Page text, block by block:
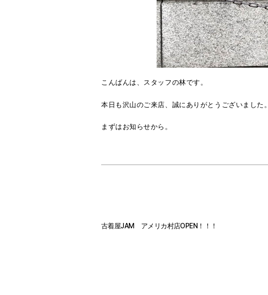
こんばんは、スタッフの林です。
本日も沢山のご来店、誠にありがとうございました。
まずはお知らせから。
古着屋JAM アメリカ村店OPEN！！！